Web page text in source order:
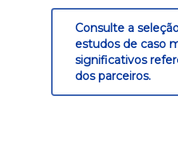
Consulte a
estudos de caso
significativos
dos parceiros.